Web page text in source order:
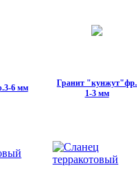
6 мм
Гранит "кунжут"фр.
1-3 мм